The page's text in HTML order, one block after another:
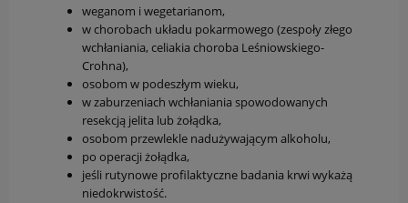
weganom i wegetarianom,
w chorobach układu pokarmowego (zespoły złego
wchłaniania, celiakia choroba Leśniowskiego-
Crohna),
osobom w podeszłym wieku,
w zaburzeniach wchłaniania spowodowanych
resekcją jelita lub żołądka,
osobom przewlekle nadużywającym alkoholu,
po operacji żołądka,
jeśli rutynowe profilaktyczne badania krwi wykażą
niedokrwistość.